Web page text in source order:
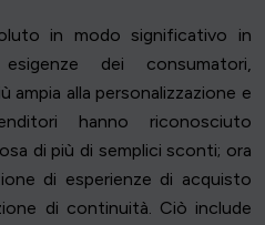
in modo significativo in
dei consumatori,
alla personalizzazione e
hanno riconosciuto
di più di semplici sconti; ora
di esperienze di acquisto
di continuità. Ciò include